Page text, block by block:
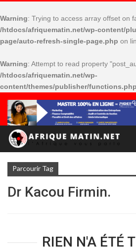
Warning: Trying to access array offset on
/htdocs/afriquematin.net/wp-content/
page/auto-refresh-single-page.php on
Warning: Attempt to read property
/htdocs/afriquematin.net/wp-
content/themes/publisher/functions.php
Parcourir Tag
Dr Kacou Firmin.
RIEN N'A ÉTÉ